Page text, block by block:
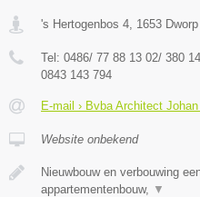
's Hertogenbos 4 1653 Dworp
Tel: 0486/ 77 88 13 02/ 380
0843 143 794
E-mail › Bvba Architect
Website onbekend
Nieuwbouw en verbouwing
appartementenbouw, ▼